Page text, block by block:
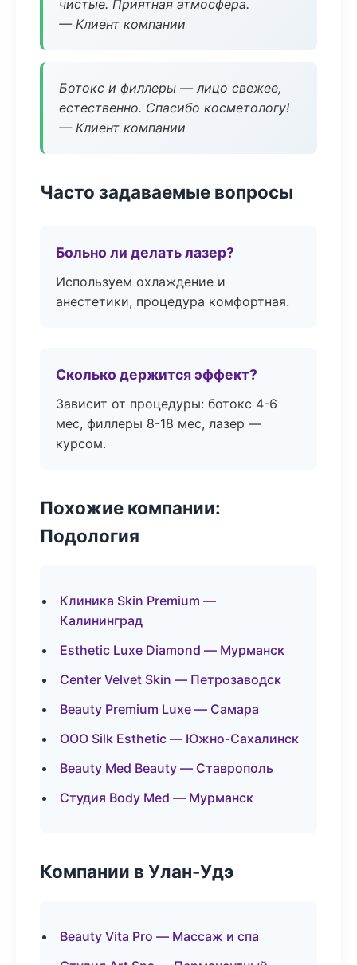
чистые. Приятная атмосфера.
— Клиент компании
Ботокс и филлеры — лицо свежее,
естественно. Спасибо косметологу!
— Клиент компании
Часто задаваемые вопросы
Больно ли делать лазер?
Используем охлаждение и
анестетики, процедура комфортная.
Сколько держится эффект?
Зависит от процедуры: ботокс 4-6
мес, филлеры 8-18 мес, лазер —
курсом.
Похожие компании:
Подология
Клиника Skin Premium —
Калининград
Esthetic Luxe Diamond — Мурманск
Center Velvet Skin — Петрозаводск
Beauty Premium Luxe — Самара
ООО Silk Esthetic — Южно-Сахалинск
Beauty Med Beauty — Ставрополь
Студия Body Med — Мурманск
Компании в Улан-Удэ
Beauty Vita Pro — Массаж и спа